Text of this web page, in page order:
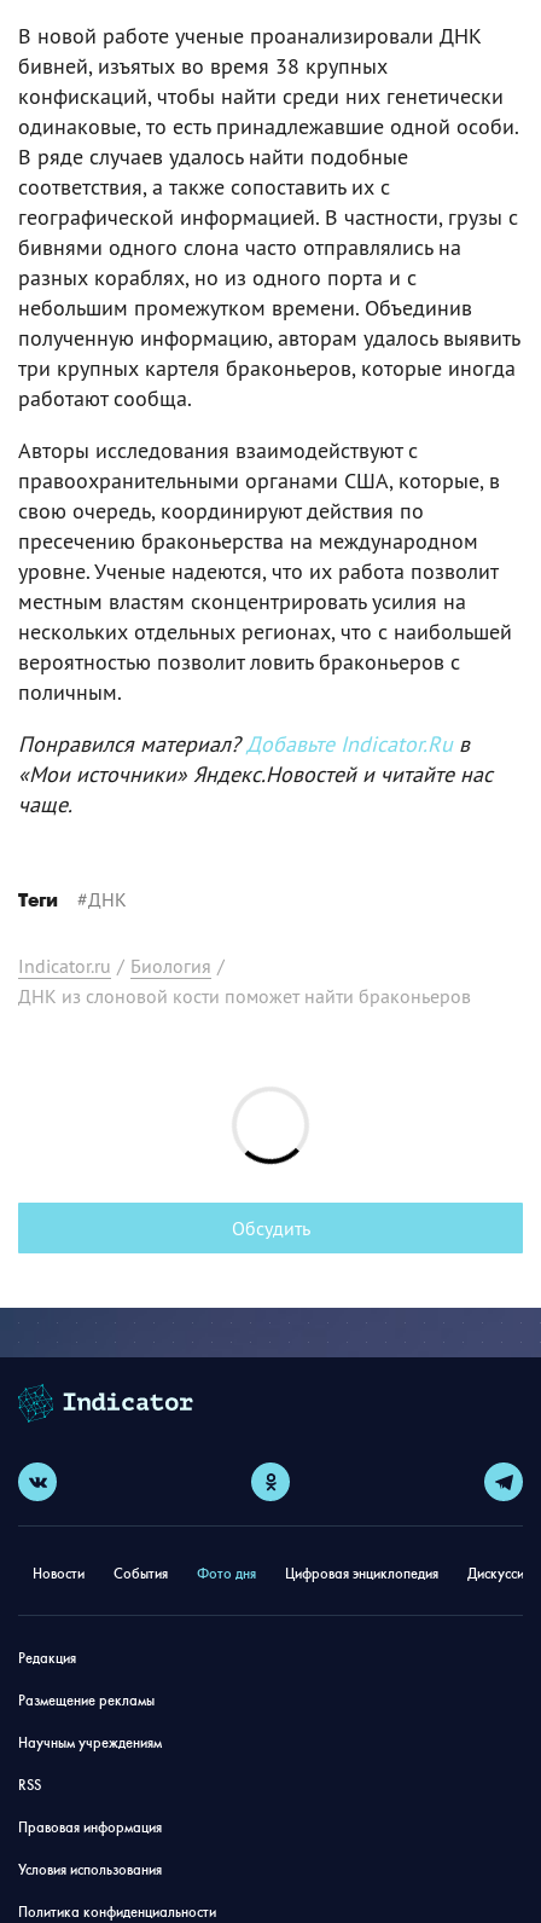
В новой работе ученые проанализировали ДНК
бивней, изъятых во время 38 крупных
конфискаций, чтобы найти среди них генетически
одинаковые, то есть принадлежавшие одной особи.
В ряде случаев удалось найти подобные
соответствия, а также сопоставить их с
географической информацией. В частности, грузы с
бивнями одного слона часто отправлялись на
разных кораблях, но из одного порта и с
небольшим промежутком времени. Объединив
полученную информацию, авторам удалось выявить
три крупных картеля браконьеров, которые иногда
работают сообща.
Авторы исследования взаимодействуют с
правоохранительными органами США, которые, в
свою очередь, координируют действия по
пресечению браконьерства на международном
уровне. Ученые надеются, что их работа позволит
местным властям сконцентрировать усилия на
нескольких отдельных регионах, что с наибольшей
вероятностью позволит ловить браконьеров с
поличным.
Понравился материал?Добавьте Indicator.Ruв
«Мои источники» Яндекс.Новостей и читайте нас
чаще.
Теги #ДНК
Indicator.ru / Биология /
ДНК из слоновой кости поможет найти браконьеров
Обсудить
Новости События Фото дня Цифровая энциклопедия
Редакция
Размещение рекламы
Научным учреждениям
RSS
Правовая информация
Условия использования
Политика конфиденциальности